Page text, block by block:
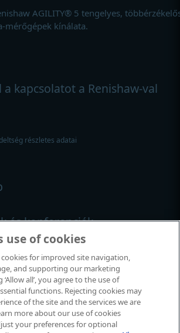
AGILITY® 5 tengelyes,
mérőgépek kínálata.
a kapcsolatot a Renishaw-val
részletes adatai
és konferenciák
use of cookies
for improved site navigation,
and supporting our marketing
all’, you agree to the use of
functions. Rejecting cookies may
of the site and the services we are
more about our use of cookies
your preferences for optional